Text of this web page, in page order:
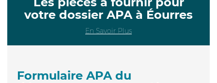
votre dossier APA à Éourres
En Savoir Plus
Formulaire APA du